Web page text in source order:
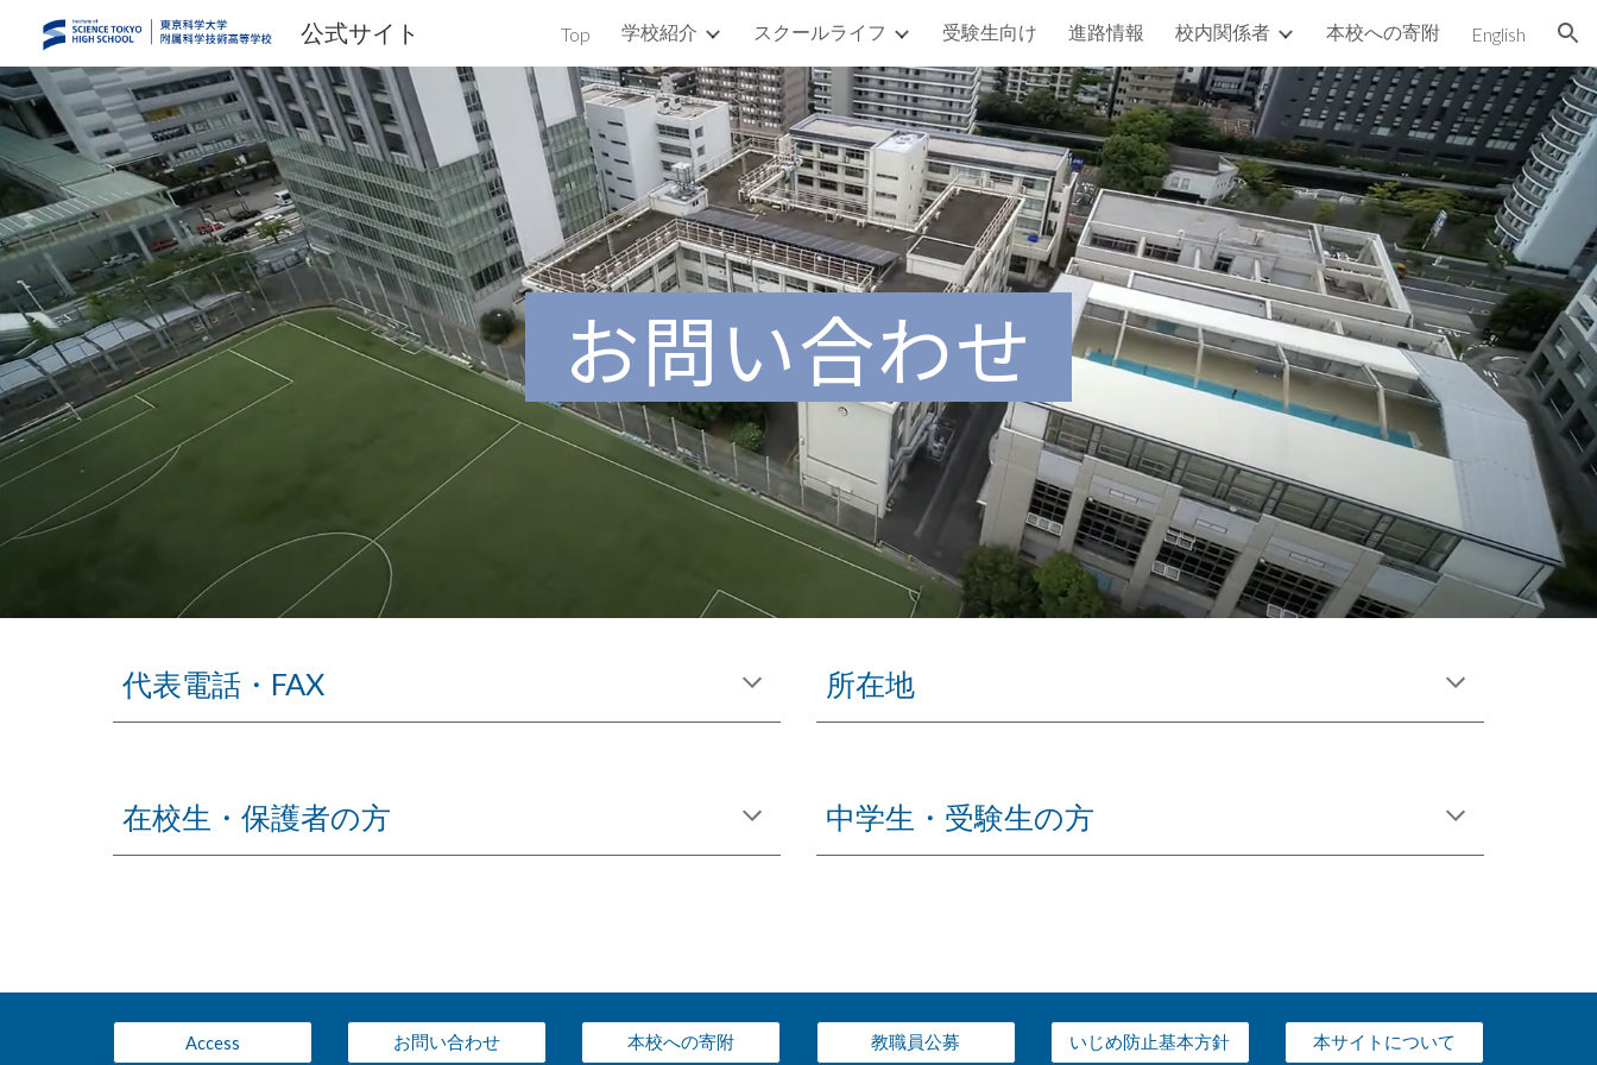
Skip to main content Skip to navigation
公式サイト Top 学校紹介 スクールライフ 受験生向け 進路情報 校内関係者 本校への寄附 English
お問い合わせ
代表電話・FAX 所在地
在校生・保護者の方 中学生・受験生の方
Access お問い合わせ 本校への寄附 教職員公募 いじめ防止基本方針 本サイトについて